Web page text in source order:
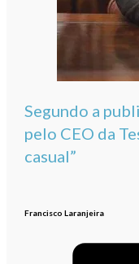
Segundo a
pelo CEO da
casual”
Francisco Laranjeira